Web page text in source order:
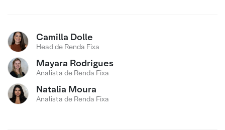
Camilla Dolle
Head de Renda Fixa
Mayara Rodrigues
Analista de Renda Fixa
Natalia Moura
Analista de Renda Fixa